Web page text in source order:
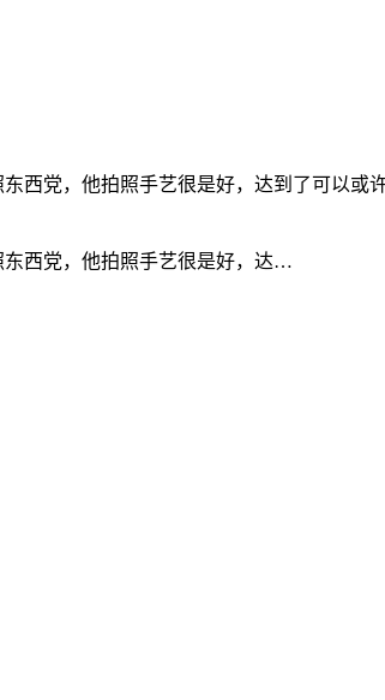
西党，他拍照手艺很是好，达到了可以
西党，他拍照手艺很是好，达…